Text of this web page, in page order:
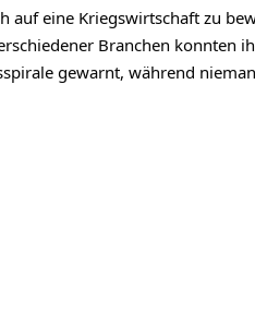
auf eine Kriegswirtschaft zu
Branchen
gewarnt, während